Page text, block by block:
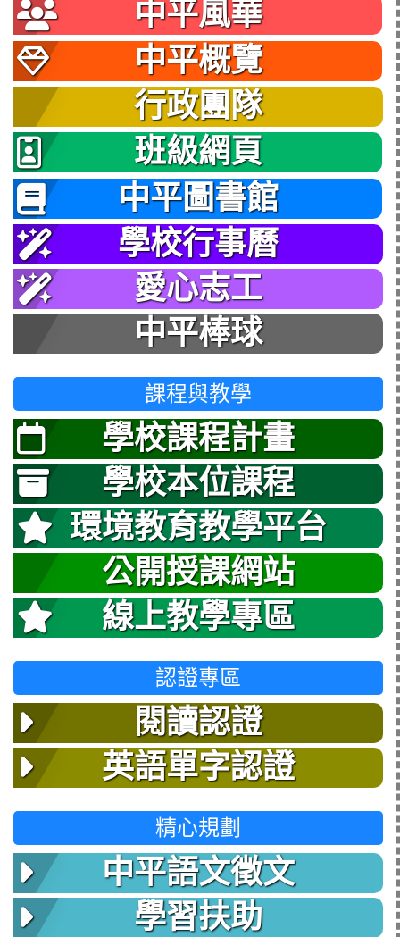
中平風華
中平概覽
行政團隊
班級網頁
中平圖書館
學校行事曆
愛心志工
中平棒球
課程與教學
學校課程計畫
學校本位課程
環境教育教學平台
公開授課網站
線上教學專區
認證專區
閱讀認證
英語單字認證
精心規劃
中平語文徵文
學習扶助